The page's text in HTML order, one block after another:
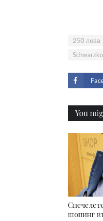
250 лева
You
шопинг